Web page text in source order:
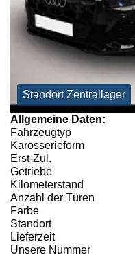
Standort Zentrallager
Allgemeine Daten:
Fahrzeugtyp
Karosserieform
Erst-Zul.
Getriebe
Kilometerstand
Anzahl der Türen
Farbe
Standort
Lieferzeit
Unsere Nummer